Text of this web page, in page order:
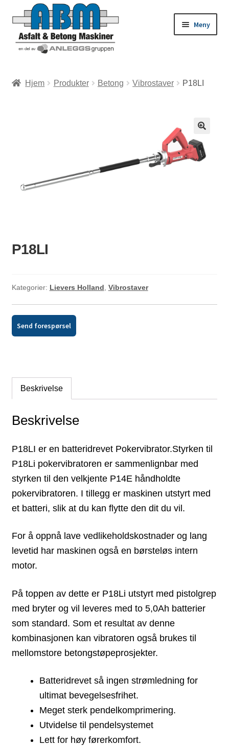
Meny
Hjem Produkter Betong Vibrostaver P18LI
P18LI
Kategorier: Lievers Holland, Vibrostaver
Send forespørsel
Beskrivelse
Beskrivelse
P18LI er en batteridrevet Pokervibrator.Styrken til
P18Li pokervibratoren er sammenlignbar med
styrken til den velkjente P14E håndholdte
pokervibratoren. I tillegg er maskinen utstyrt med
et batteri, slik at du kan flytte den dit du vil.
For å oppnå lave vedlikeholdskostnader og lang
levetid har maskinen også en børsteløs intern
motor.
På toppen av dette er P18Li utstyrt med pistolgrep
med bryter og vil leveres med to 5,0Ah batterier
som standard. Som et resultat av denne
kombinasjonen kan vibratoren også brukes til
mellomstore betongstøpeprosjekter.
Batteridrevet så ingen strømledning for
ultimat bevegelsesfrihet.
Meget sterk pendelkomprimering.
Utvidelse til pendelsystemet
Lett for høy førerkomfort.